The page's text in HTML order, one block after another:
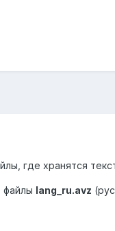
где хранятся
файлы lang_ru.avz